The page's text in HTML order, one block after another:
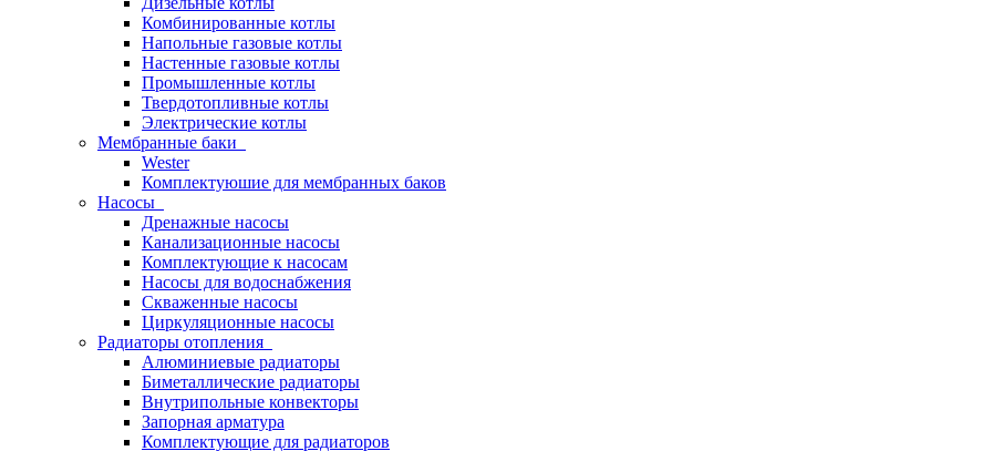
Комбинированные котлы
Напольные газовые котлы
Настенные газовые котлы
Промышленные котлы
Твердотопливные котлы
Электрические котлы
Мембранные баки
Wester
Комплектуюшие для мембранных баков
Насосы
Дренажные насосы
Канализационные насосы
Комплектующие к насосам
Насосы для водоснабжения
Скваженные насосы
Циркуляционные насосы
Радиаторы отопления
Алюминиевые радиаторы
Биметаллические радиаторы
Внутрипольные конвекторы
Запорная арматура
Комплектующие для радиаторов